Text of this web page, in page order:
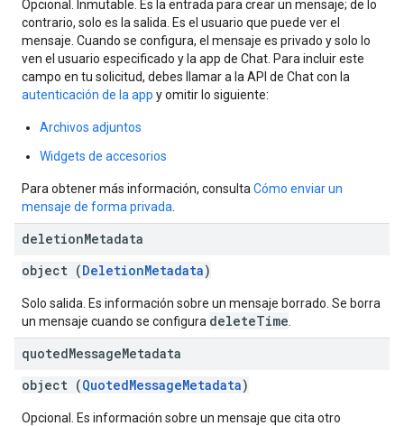
Opcional. Inmutable. Es la entrada para crear un mensaje; de lo
contrario, solo es la salida. Es el usuario que puede ver el
mensaje. Cuando se configura, el mensaje es privado y solo lo
ven el usuario especificado y la app de Chat. Para incluir este
campo en tu solicitud, debes llamar a la API de Chat con la
autenticación de la app y omitir lo siguiente:
Archivos adjuntos
Widgets de accesorios
Para obtener más información, consulta Cómo enviar un
mensaje de forma privada
deletionMetadata
object (DeletionMetadata)
Solo salida. Es información sobre un mensaje borrado. Se borra
un mensaje cuando se configura deleteTime
quotedMessageMetadata
object (QuotedMessageMetadata)
Opcional. Es información sobre un mensaje que cita otro